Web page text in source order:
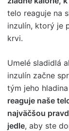
telo reaguje na
inzulín, ktorý je
krvi.
Umelé sladidlá
inzulín začne
tým jeho
reaguje naše
najväčšou
jedle, aby ste